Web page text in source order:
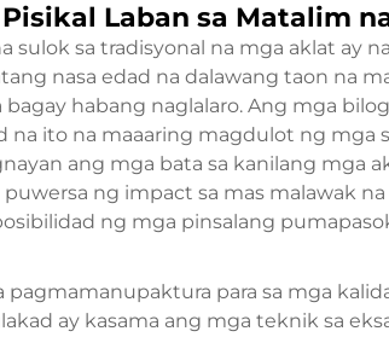
Laban sa Matalim
sulok sa tradisyonal na mga aklat ay
nasa edad na dalawang taon na
habang naglalaro. Ang mga
na ito na maaaring magdulot ng mga
ang mga bata sa kanilang mga
ng impact sa mas malawak
ng mga pinsalang
pagmamanupaktura para sa mga
ay kasama ang mga teknik sa